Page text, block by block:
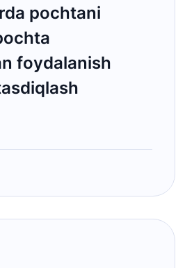
pochtani
foydalanish